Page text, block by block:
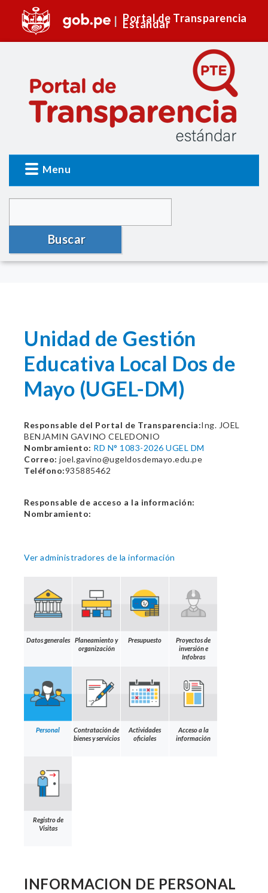
Portal de Transparencia
Estándar
Menu
Buscar
Unidad de Gestión
Educativa Local Dos de
Mayo (UGEL-DM)
Responsable del Portal de Transparencia:Ing. JOEL
BENJAMIN GAVINO CELEDONIO
Nombramiento: RD N° 1083-2026 UGEL DM
Correo: joel.gavino@ugeldosdemayo.edu.pe
Teléfono:935885462
Responsable de acceso a la información:
Nombramiento:
Ver administradores de la información
Datos generales
Planeamiento y
organización
Presupuesto
Proyectos de
inversión e
Infobras
Personal
Contratación de
bienes y servicios
Actividades
oficiales
Acceso a la
información
Registro de
Visitas
INFORMACION DE PERSONAL